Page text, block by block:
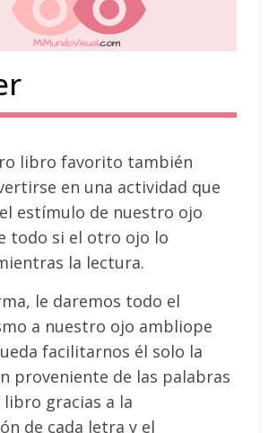
libro favorito también
en una actividad que
estímulo de nuestro ojo
todo si el otro ojo lo
la lectura.
le daremos todo el
a nuestro ojo ambliope
facilitarnos él solo la
proveniente de las palabras
gracias a la
de cada letra y el